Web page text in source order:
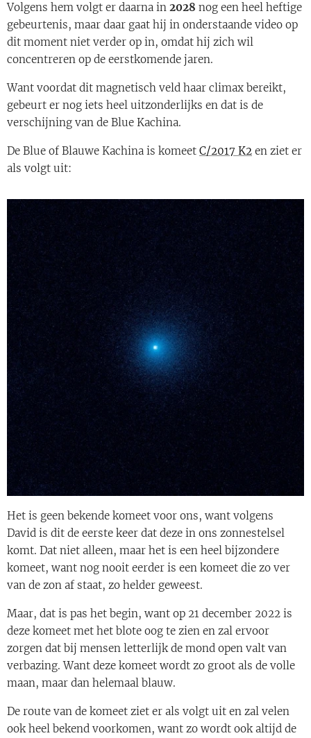
Volgens hem volgt er daarna in 2028 nog een heel heftige
gebeurtenis, maar daar gaat hij in onderstaande video op
dit moment niet verder op in, omdat hij zich wil
concentreren op de eerstkomende jaren.
Want voordat dit magnetisch veld haar climax bereikt,
gebeurt er nog iets heel uitzonderlijks en dat is de
verschijning van de Blue Kachina.
De Blue of Blauwe Kachina is komeet C/2017 K2 en ziet er
als volgt uit:
Het is geen bekende komeet voor ons, want volgens
David is dit de eerste keer dat deze in ons zonnestelsel
komt. Dat niet alleen, maar het is een heel bijzondere
komeet, want nog nooit eerder is een komeet die zo ver
van de zon af staat, zo helder geweest.
Maar, dat is pas het begin, want op 21 december 2022 is
deze komeet met het blote oog te zien en zal ervoor
zorgen dat bij mensen letterlijk de mond open valt van
verbazing. Want deze komeet wordt zo groot als de volle
maan, maar dan helemaal blauw.
De route van de komeet ziet er als volgt uit en zal velen
ook heel bekend voorkomen, want zo wordt ook altijd de